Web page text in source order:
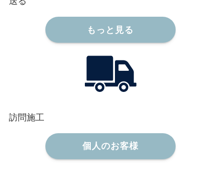
もっと見る
訪問施工
個人のお客様